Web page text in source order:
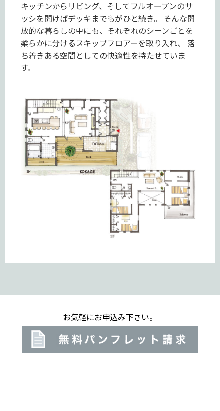
キッチンからリビング、そしてフルオープンのサ
ッシを開けばデッキまでもがひと続き。 そんな開
放的な暮らしの中にも、それぞれのシーンごとを
柔らかに分けるスキップフロアーを取り入れ、 落
ち着きある空間としての快適性を持たせていま
す。
お気軽にお申込み下さい。